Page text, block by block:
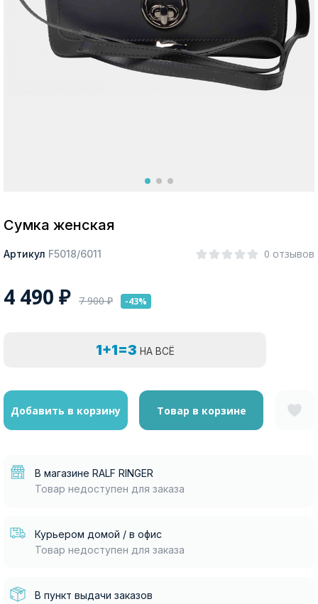
Сумка женская
Артикул F5018/6011 0 отзывов
4 490 ₽ 7 900₽ -43%
1+1=3 НА ВСЁ
Добавить в корзину Товар в корзине
В магазине RALF RINGER
Товар недоступен для заказа
Курьером домой / в офис
Товар недоступен для заказа
В пункт выдачи заказов